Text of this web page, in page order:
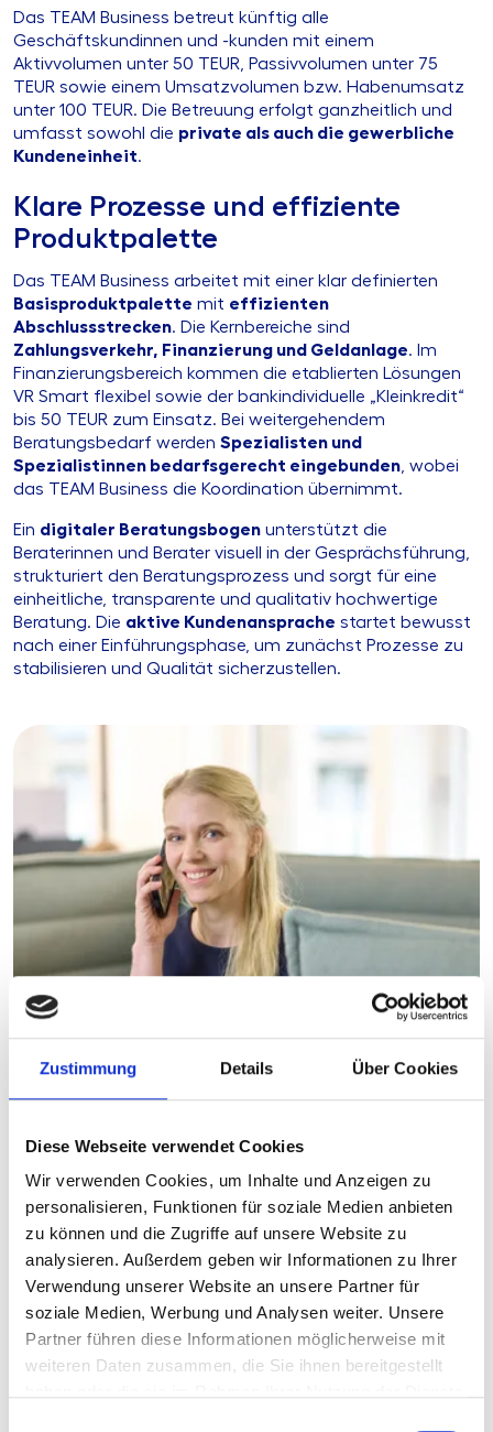
Zustimmung Details Über Cookies
Diese Webseite verwendet Cookies
Wir verwenden Cookies, um Inhalte und Anzeigen zu
personalisieren, Funktionen für soziale Medien anbieten
zu können und die Zugriffe auf unsere Website zu
analysieren. Außerdem geben wir Informationen zu Ihrer
Verwendung unserer Website an unsere Partner für
soziale Medien, Werbung und Analysen weiter. Unsere
Partner führen diese Informationen möglicherweise mit
weiteren Daten zusammen, die Sie ihnen bereitgestellt
Das TEAM Business betreut künftig alle
Geschäftskundinnen und -kunden mit einem
Aktivvolumen unter 50 TEUR, Passivvolumen unter 75
TEUR sowie einem Umsatzvolumen bzw. Habenumsatz
unter 100 TEUR. Die Betreuung erfolgt ganzheitlich und
umfasst sowohl die private als auch die gewerbliche
Kundeneinheit.
Klare Prozesse und effiziente
Produktpalette
Das TEAM Business arbeitet mit einer klar definierten
Basisproduktpalette mit effizienten
Abschlussstrecken. Die Kernbereiche sind
Zahlungsverkehr, Finanzierung und Geldanlage. Im
Finanzierungsbereich kommen die etablierten Lösungen
VR Smart flexibel sowie der bankindividuelle „Kleinkredit“
bis 50 TEUR zum Einsatz. Bei weitergehendem
Beratungsbedarf werden Spezialisten und
Spezialistinnen bedarfsgerecht eingebunden, wobei
das TEAM Business die Koordination übernimmt.
Ein digitaler Beratungsbogen unterstützt die
Beraterinnen und Berater visuell in der Gesprächsführung,
strukturiert den Beratungsprozess und sorgt für eine
einheitliche, transparente und qualitativ hochwertige
Beratung. Die aktive Kundenansprache startet bewusst
nach einer Einführungsphase, um zunächst Prozesse zu
stabilisieren und Qualität sicherzustellen.
Durchdachtes Anrufrouting
DieService‑ und Beratungszeitenorientieren sich
bewusst am TEAM Privat, dem Pendant im
Privatkundenbereich für Servicekundinnen und -
kunden, um eine einheitliche Erreichbarkeit zu
gewährleisten. Eingehende Anrufe von
Firmenkundinnen und -kunden werden über ein
separates Routinggesteuert, inklusive eigener
Meldeformel und speziell qualifizierter Skills der
Mitarbeitenden. Die Routinglogik sorgt für klare